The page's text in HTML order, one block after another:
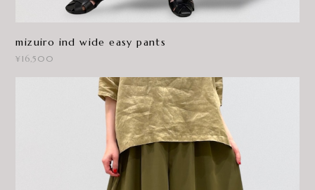
mizuiro ind wide easy pants
¥16,500